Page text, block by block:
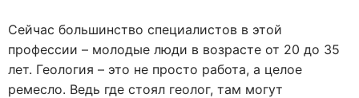
Сейчас большинство специалистов в этой
профессии – молодые люди в возрасте от 20 до 35
лет. Геология – это не просто работа, а целое
ремесло. Ведь где стоял геолог, там могут